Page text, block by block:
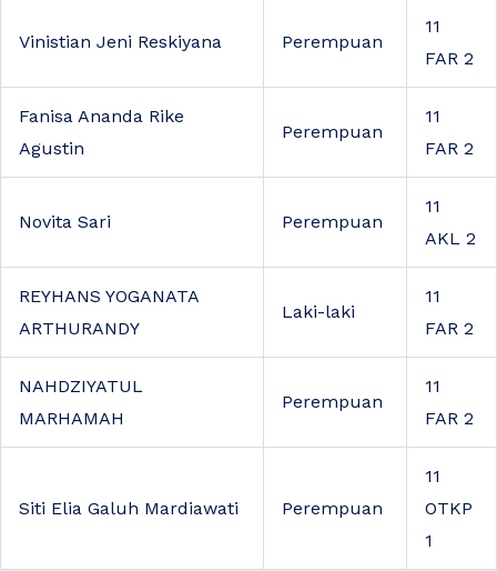
Vinistian Jeni Reskiyana Perempuan
11
FAR 2
Fanisa Ananda Rike
Agustin
Perempuan
11
FAR 2
Novita Sari Perempuan
11
AKL 2
REYHANS YOGANATA
ARTHURANDY
Laki-laki
11
FAR 2
NAHDZIYATUL
MARHAMAH
Perempuan
11
FAR 2
Siti Elia Galuh Mardiawati Perempuan
11
OTKP
1